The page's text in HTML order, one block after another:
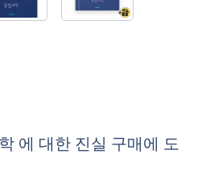
에 대한 진실 구매에 도